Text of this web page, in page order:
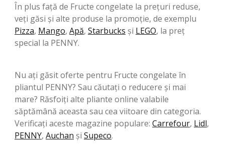
În plus față de Fructe congelate la prețuri reduse,
veți găsi și alte produse la promoție, de exemplu
Pizza, Mango, Apă, Starbucks şi LEGO, la preț
special la PENNY.
Nu ați găsit oferte pentru Fructe congelate în
pliantul PENNY? Sau căutați o reducere și mai
mare? Răsfoiți alte pliante online valabile
săptămână aceasta sau cea viitoare din categoria.
Verificați aceste magazine populare: Carrefour, Lidl,
PENNY, Auchan şi Supeco.